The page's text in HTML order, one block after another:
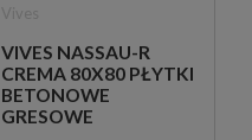
VIVES NASSAU-R
CREMA 80X80 PŁYTKI
BETONOWE
GRESOWE